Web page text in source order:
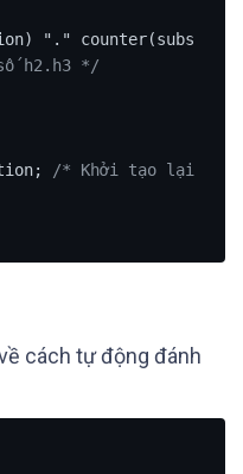
h2.h3 */
/* Khởi tạo lại
cách tự động đánh